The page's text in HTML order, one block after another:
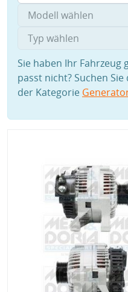
Sie haben Ihr Fahrzeug
passt nicht? Suchen
der Kategorie